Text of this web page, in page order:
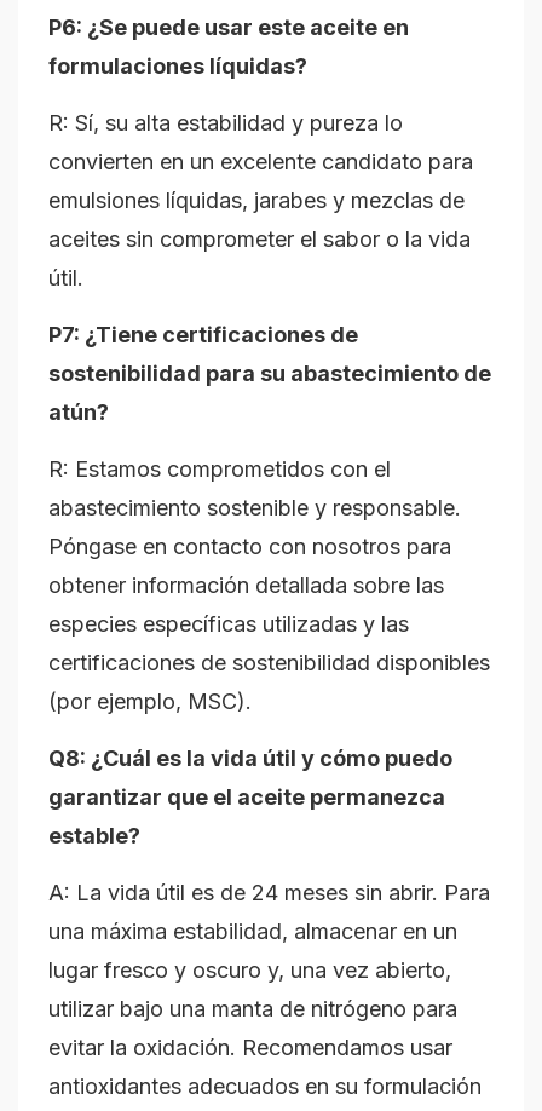
P6: ¿Se puede usar este aceite en
formulaciones líquidas?
R: Sí, su alta estabilidad y pureza lo
convierten en un excelente candidato para
emulsiones líquidas, jarabes y mezclas de
aceites sin comprometer el sabor o la vida
útil.
P7: ¿Tiene certificaciones de
sostenibilidad para su abastecimiento de
atún?
R: Estamos comprometidos con el
abastecimiento sostenible y responsable.
Póngase en contacto con nosotros para
obtener información detallada sobre las
especies específicas utilizadas y las
certificaciones de sostenibilidad disponibles
(por ejemplo, MSC).
Q8: ¿Cuál es la vida útil y cómo puedo
garantizar que el aceite permanezca
estable?
A: La vida útil es de 24 meses sin abrir. Para
una máxima estabilidad, almacenar en un
lugar fresco y oscuro y, una vez abierto,
utilizar bajo una manta de nitrógeno para
evitar la oxidación. Recomendamos usar
antioxidantes adecuados en su formulación